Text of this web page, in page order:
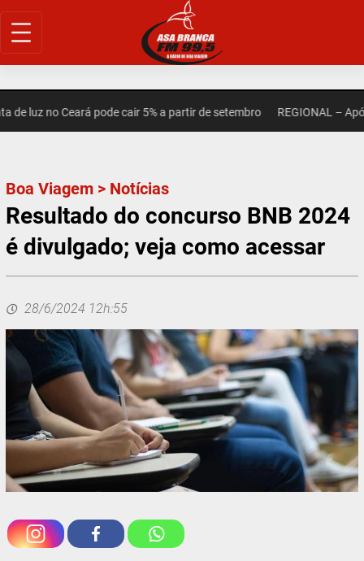
Pular
para
luz no Ceará pode cair 5% a partir de setembro REGIONAL – Após
Boa Viagem > Notícias
Resultado do concurso BNB 2024
é divulgado; veja como acessar
28/6/2024 12h:55